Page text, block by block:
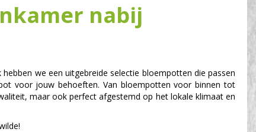
nabij
we een uitgebreide selectie bloempotten die passen
voor jouw behoeften. Van bloempotten voor binnen tot
maar ook perfect afgestemd op het lokale klimaat en